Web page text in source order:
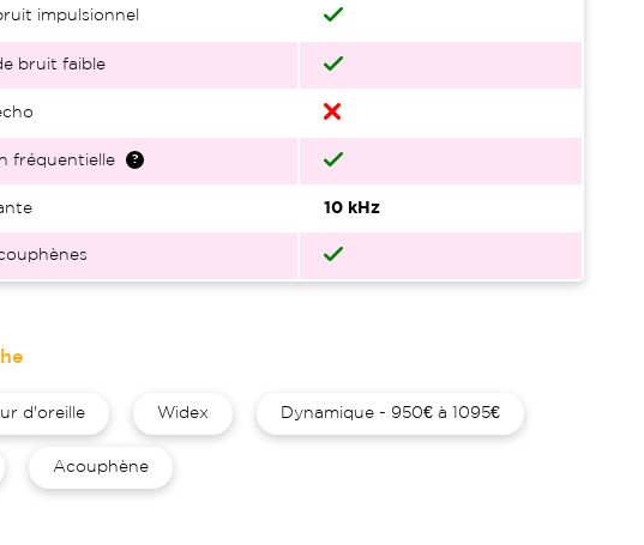
impulsionnel
bruit faible
fréquentielle
10 kHz
d'oreille Widex Dynamique - 950€ à 1095€
Acouphène